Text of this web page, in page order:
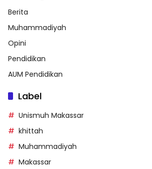
Berita
Muhammadiyah
Opini
Pendidikan
AUM Pendidikan
Label
Unismuh Makassar
khittah
Muhammadiyah
Makassar